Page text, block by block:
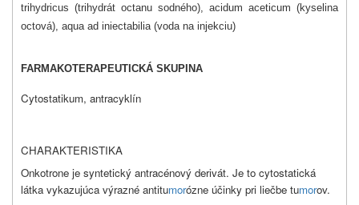
trihydricus (trihydrát octanu sodného), acidum aceticum (kyselina
octová), aqua ad iniectabilia (voda na injekciu)
FARMAKOTERAPEUTICKÁ SKUPINA
Cytostatikum, antracyklín
CHARAKTERISTIKA
Onkotrone je syntetický antracénový derivát. Je to cytostatická
látka vykazujúca výrazné antitumorózne účinky pri liečbe tumorov.